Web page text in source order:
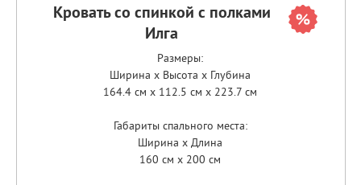
Кровать со спинкой с полками
Илга
Размеры:
Ширина x Высота x Глубина
164.4 см x 112.5 см x 223.7 см
Габариты спального места:
Ширина x Длина
160 см x 200 см